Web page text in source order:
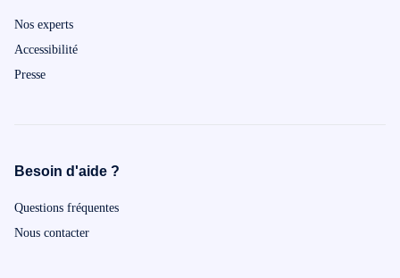
Nos experts
Accessibilité
Presse
Besoin d'aide ?
Questions fréquentes
Nous contacter